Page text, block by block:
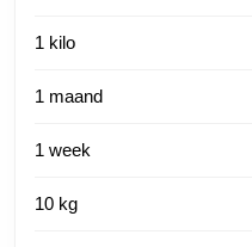
1 kilo
1 maand
1 week
10 kg